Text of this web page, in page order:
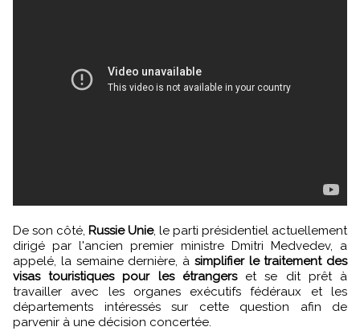
De son côté, Russie Unie, le parti présidentiel actuellement
dirigé par l'ancien premier ministre Dmitri Medvedev, a
appelé, la semaine dernière, à simplifier le traitement des
visas touristiques pour les étrangerset se dit prêt à
travailler avec les organes exécutifs fédéraux et les
départements intéressés sur cette question afin de
parvenir à une décision concertée.